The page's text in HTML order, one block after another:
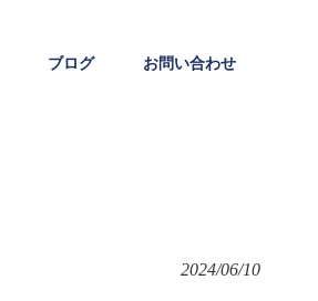
ブログ お問い合わせ
2024/06/10